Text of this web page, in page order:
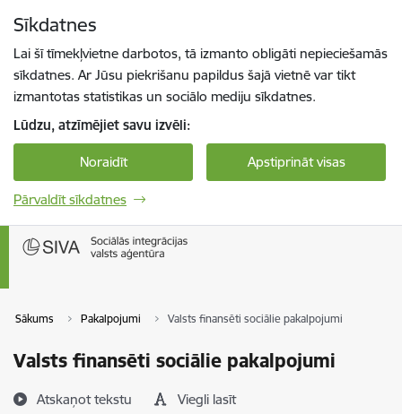
Sīkdatnes
Lai šī tīmekļvietne darbotos, tā izmanto obligāti nepieciešamās
sīkdatnes. Ar Jūsu piekrišanu papildus šajā vietnē var tikt
izmantotas statistikas un sociālo mediju sīkdatnes.
Lūdzu, atzīmējiet savu izvēli:
Noraidīt Apstiprināt visas
Pārvaldīt sīkdatnes
Sākums Pakalpojumi Valsts finansēti sociālie pakalpojumi
Valsts finansēti sociālie pakalpojumi
Atskaņot tekstu Viegli lasīt